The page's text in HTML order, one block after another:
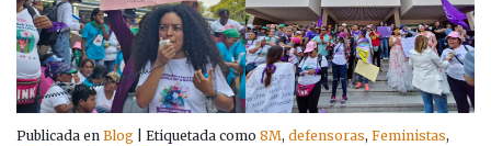
Publicada en Blog Etiquetada como 8M, defensoras, Feministas,